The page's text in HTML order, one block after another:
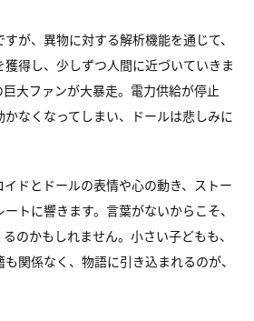
が、異物に対する解析機能を通じて、
獲得し、少しずつ人間に近づいていきま
大ファンが大暴走。電力供給が停止
かなくなってしまい、ドールは悲しみに
ドとドールの表情や心の動き、ストー
トに響きます。言葉がないからこそ、
のかもしれません。小さい子どもも、
関係なく、物語に引き込まれるのが、